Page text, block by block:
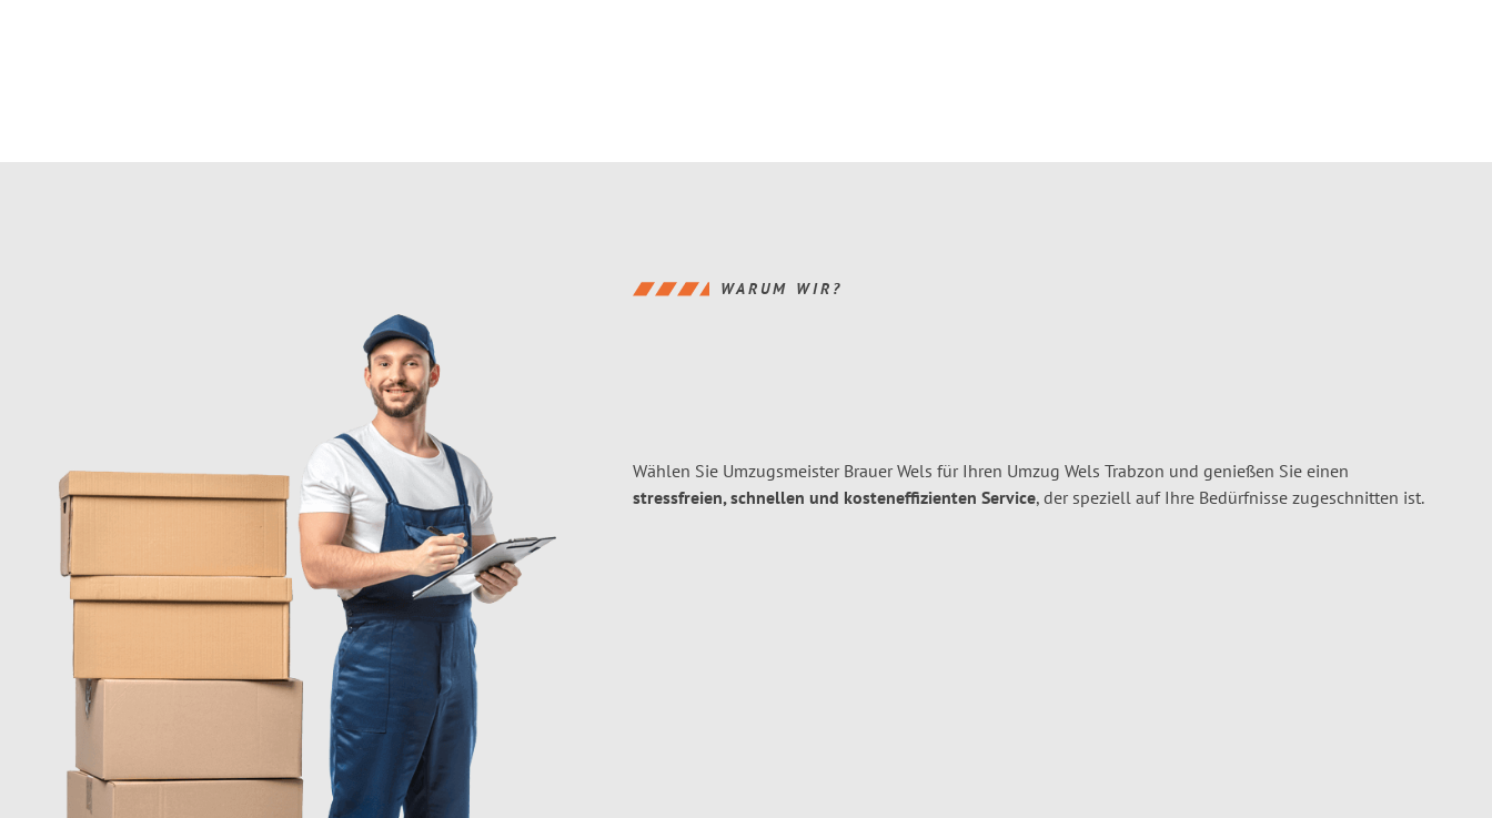
WARUM WIR?
Wählen Sie Umzugsmeister Brauer Wels für Ihren Umzug Wels Trabzon und genießen Sie einen
stressfreien, schnellen und kosteneffizienten Service, der speziell auf Ihre Bedürfnisse zugeschnitten ist.